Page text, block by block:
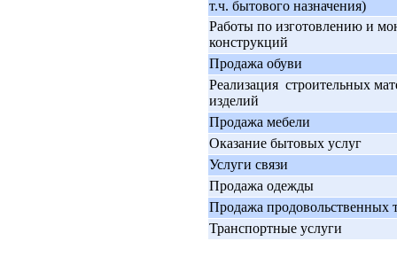
т.ч. бытового назначения)
Работы по изготовлению и
конструкций
Продажа обуви
Реализация строительных
изделий
Продажа мебели
Оказание бытовых услуг
Услуги связи
Продажа одежды
Продажа продовольственных
Транспортные услуги